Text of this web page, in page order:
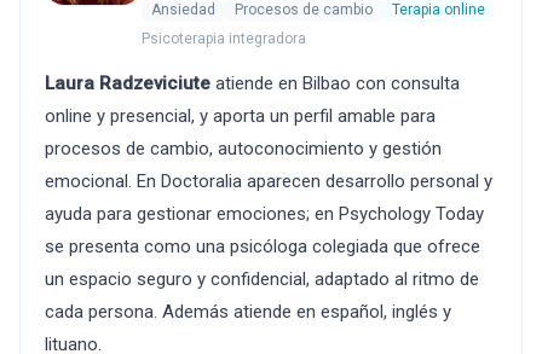
Ansiedad
Procesos de cambio
Terapia online
Psicoterapia integradora
Laura Radzeviciute atiende en Bilbao con consulta
online y presencial, y aporta un perfil amable para
procesos de cambio, autoconocimiento y gestión
emocional. En Doctoralia aparecen desarrollo personal y
ayuda para gestionar emociones; en Psychology Today
se presenta como una psicóloga colegiada que ofrece
un espacio seguro y confidencial, adaptado al ritmo de
cada persona. Además atiende en español, inglés y
lituano.